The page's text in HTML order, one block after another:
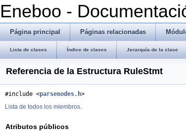
Eneboo -
Página principal Páginas relacionadas
Lista de clases Índice de clases Jerarquía de la clase
Referencia de la Estructura RuleStmt
#include <parsenodes.h>
Lista de todos los miembros.
Atributos públicos